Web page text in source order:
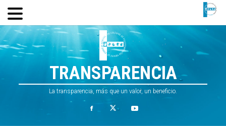
TRANSPARENCIA
La transparencia, más que un valor, un beneficio.